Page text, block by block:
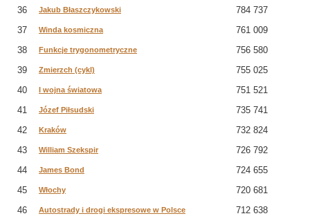
36
Jakub Błaszczykowski
784 737
37
Winda kosmiczna
761 009
38
Funkcje trygonometryczne
756 580
39
Zmierzch (cykl)
755 025
40
I wojna światowa
751 521
41
Józef Piłsudski
735 741
42
Kraków
732 824
43
William Szekspir
726 792
44
James Bond
724 655
45
Włochy
720 681
46
Autostrady i drogi ekspresowe w Polsce
712 638